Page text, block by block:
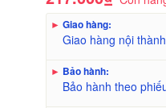
► Giao hàng:
Giao hàng nội
► Bảo hành:
Bảo hành theo